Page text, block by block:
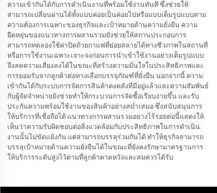
ความเข้ากันได้กับการดำเนินงานที่พร้อมใช้งานทันที ซึ่งช่วยให้
สามารถเปลี่ยนผ่านได้ทั้งแบบค่อยเป็นค่อยไปหรือแบบเต็มรูปแบบตาม
ความต้องการเฉพาะของธุรกิจและเป้าหมายด้านความยั่งยืน ความ
ยืดหยุ่นของแนวทางการผสานรวมยังช่วยให้สถานประกอบการ
สามารถทดลองใช้ฝาปิดถ้วยกาแฟที่ย่อยสลายได้ทางชีวภาพในสถานที่
หรือการใช้งานเฉพาะเจาะจงก่อนการนำเข้าใช้งานอย่างเต็มรูปแบบ
จึงลดความเสี่ยงลงได้ในขณะที่สร้างความมั่นใจในประสิทธิภาพและ
การยอมรับจากลูกค้าต่อทางเลือกบรรจุภัณฑ์ที่ยั่งยืน นอกจากนี้ ความ
เข้ากันได้กับระบบการจัดการสินค้าคงคลังที่มีอยู่แล้วและความสัมพันธ์
กับผู้จัดจำหน่ายยังช่วยทำให้กระบวนการจัดซื้อเรียบง่ายขึ้น และรับ
ประกันความพร้อมใช้งานของสินค้าอย่างสม่ำเสมอ ซึ่งสนับสนุนการ
ให้บริการที่เชื่อถือได้ แนวทางการผสานรวมอย่างไร้รอยต่อนี้แสดงให้
เห็นว่าความรับผิดชอบต่อสิ่งแวดล้อมกับประสิทธิภาพในการดำเนิน
งานนั้นไม่ขัดแย้งกัน แต่สามารถบรรลุร่วมกันได้ ทำให้ธุรกิจสามารถ
บรรลุเป้าหมายด้านความยั่งยืนได้ในขณะที่ยังคงรักษามาตรฐานการ
ให้บริการระดับสูงไว้ตามที่ลูกค้าคาดหวังและสมควรได้รับ